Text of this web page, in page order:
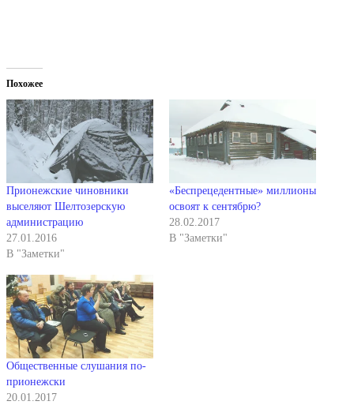
Похожее
Прионежские чиновники
выселяют Шелтозерскую
администрацию
27.01.2016
В "Заметки"
«Беспрецедентные» миллионы
освоят к сентябрю?
28.02.2017
В "Заметки"
Общественные слушания по-
прионежски
20.01.2017